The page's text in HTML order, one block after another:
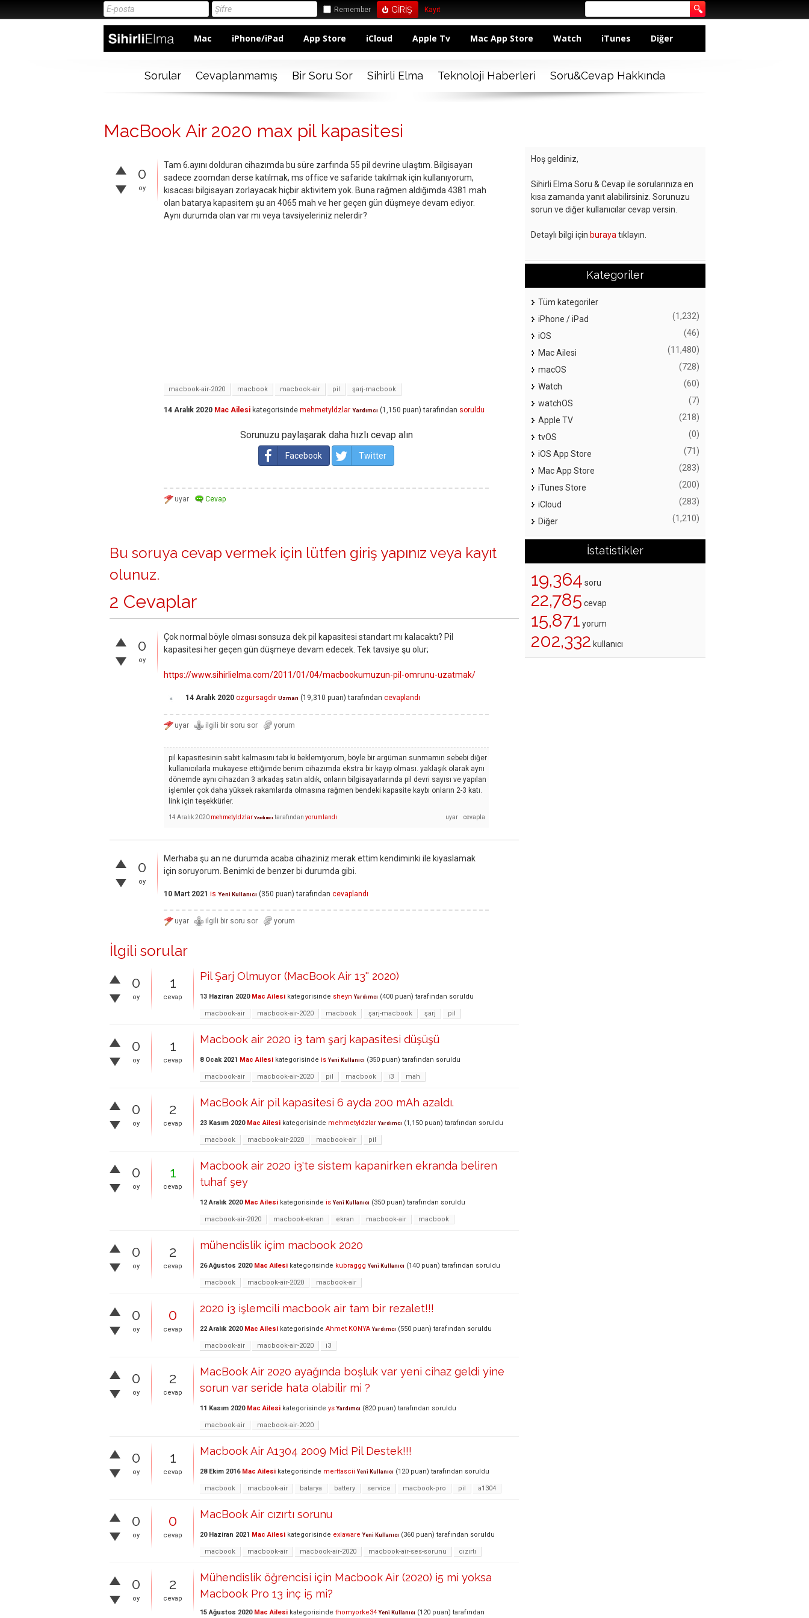
Remember Kayıt
Mac iPhone/iPad App Store iCloud Apple Tv Mac App Store Watch iTunes Diğer
Sorular Cevaplanmamış Bir Soru Sor Sihirli Elma Teknoloji Haberleri Soru&Cevap Hakkında
MacBook Air 2020 max pil kapasitesi
0
oy
Tam 6.ayını dolduran cihazımda bu süre zarfında 55 pil devrine ulaştım. Bilgisayarı
sadece zoomdan derse katılmak, ms office ve safaride takılmak için kullanıyorum,
kısacası bilgisayarı zorlayacak hiçbir aktivitem yok. Buna rağmen aldığımda 4381 mah
olan batarya kapasitem şu an 4065 mah ve her geçen gün düşmeye devam ediyor.
Aynı durumda olan var mı veya tavsiyeleriniz nelerdir?
macbook-air-2020 macbook macbook-air pil şarj-macbook
14 Aralık 2020 Mac Ailesi kategorisinde mehmetyldzlar Yardımcı (1,150 puan) tarafından soruldu
Sorunuzu paylaşarak daha hızlı cevap alın
Facebook Twitter
Bu soruya cevap vermek için lütfen giriş yapınız veya kayıt
olunuz.
2 Cevaplar
0
oy
Çok normal böyle olması sonsuza dek pil kapasitesi standart mı kalacaktı? Pil
kapasitesi her geçen gün düşmeye devam edecek. Tek tavsiye şu olur;
https://www.sihirlielma.com/2011/01/04/macbookumuzun-pil-omrunu-uzatmak/
14 Aralık 2020 ozgursagdir Uzman (19,310 puan) tarafından cevaplandı
pil kapasitesinin sabit kalmasını tabi ki beklemiyorum, böyle bir argüman sunmamın sebebi diğer
kullanıcılarla mukayese ettiğimde benim cihazımda ekstra bir kayıp olması. yaklaşık olarak aynı
dönemde aynı cihazdan 3 arkadaş satın aldık, onların bilgisayarlarında pil devri sayısı ve yapılan
işlemler çok daha yüksek rakamlarda olmasına rağmen bendeki kapasite kaybı onların 2-3 katı.
link için teşekkürler.
14 Aralık 2020 mehmetyldzlar Yardımcı tarafından yorumlandı
0
oy
Merhaba şu an ne durumda acaba cihaziniz merak ettim kendiminki ile kıyaslamak
için soruyorum. Benimki de benzer bi durumda gibi.
10 Mart 2021 is Yeni Kullanıcı (350 puan) tarafından cevaplandı
İlgili sorular
0
oy
1
cevap
Pil Şarj Olmuyor (MacBook Air 13'' 2020)
13 Haziran 2020 Mac Ailesi kategorisinde sheyn Yardımcı (400 puan) tarafından soruldu
macbook-air macbook-air-2020 macbook şarj-macbook şarj pil
0
oy
1
cevap
Macbook air 2020 i3 tam şarj kapasitesi düşüşü
8 Ocak 2021 Mac Ailesi kategorisinde is Yeni Kullanıcı (350 puan) tarafından soruldu
macbook-air macbook-air-2020 pil macbook i3 mah
0
oy
2
cevap
MacBook Air pil kapasitesi 6 ayda 200 mAh azaldı.
23 Kasım 2020 Mac Ailesi kategorisinde mehmetyldzlar Yardımcı (1,150 puan) tarafından soruldu
macbook macbook-air-2020 macbook-air pil
0
oy
1
cevap
Macbook air 2020 i3'te sistem kapanirken ekranda beliren
tuhaf şey
12 Aralık 2020 Mac Ailesi kategorisinde is Yeni Kullanıcı (350 puan) tarafından soruldu
macbook-air-2020 macbook-ekran ekran macbook-air macbook
0
oy
2
cevap
mühendislik içim macbook 2020
26 Ağustos 2020 Mac Ailesi kategorisinde kubraggg Yeni Kullanıcı (140 puan) tarafından soruldu
macbook macbook-air-2020 macbook-air
0
oy
0
cevap
2020 i3 işlemcili macbook air tam bir rezalet!!!
22 Aralık 2020 Mac Ailesi kategorisinde Ahmet KONYA Yardımcı (550 puan) tarafından soruldu
macbook-air macbook-air-2020 i3
0
oy
2
cevap
MacBook Air 2020 ayağında boşluk var yeni cihaz geldi yine
sorun var seride hata olabilir mi ?
11 Kasım 2020 Mac Ailesi kategorisinde ys Yardımcı (820 puan) tarafından soruldu
macbook-air macbook-air-2020
0
oy
1
cevap
Macbook Air A1304 2009 Mid Pil Destek!!!
28 Ekim 2016 Mac Ailesi kategorisinde merttascii Yeni Kullanıcı (120 puan) tarafından soruldu
macbook macbook-air batarya battery service macbook-pro pil a1304
0
oy
0
cevap
MacBook Air cızırtı sorunu
20 Haziran 2021 Mac Ailesi kategorisinde exlaware Yeni Kullanıcı (360 puan) tarafından soruldu
macbook macbook-air macbook-air-2020 macbook-air-ses-sorunu cızırtı
0
oy
2
cevap
Mühendislik öğrencisi için Macbook Air (2020) i5 mi yoksa
Macbook Pro 13 inç i5 mi?
15 Ağustos 2020 Mac Ailesi kategorisinde thomyorke34 Yeni Kullanıcı (120 puan) tarafından
Hoş geldiniz,
Sihirli Elma Soru & Cevap ile sorularınıza en
kısa zamanda yanıt alabilirsiniz. Sorunuzu
sorun ve diğer kullanıcılar cevap versin.
Detaylı bilgi için buraya tıklayın.
Kategoriler
Tüm kategoriler
iPhone / iPad
(1,232)
iOS (46)
Mac Ailesi (11,480)
macOS (728)
Watch (60)
watchOS (7)
Apple TV (218)
tvOS (0)
iOS App Store (71)
Mac App Store (283)
iTunes Store (200)
iCloud (283)
Diğer (1,210)
İstatistikler
19,364 soru
22,785 cevap
15,871 yorum
202,332 kullanıcı